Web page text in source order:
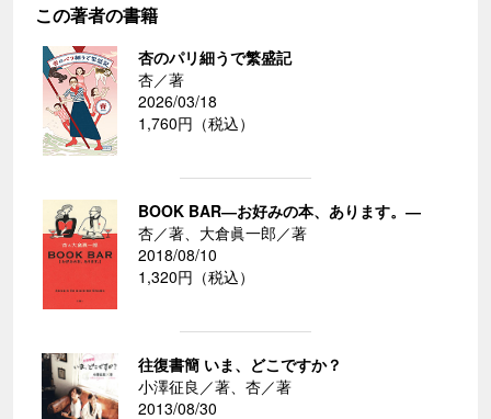
この著者の書籍
杏のパリ細うで繁盛記
杏／著
2026/03/18
1,760円（税込）
BOOK BAR―お好みの本、あります。―
杏／著、大倉眞一郎／著
2018/08/10
1,320円（税込）
往復書簡 いま、どこですか？
小澤征良／著、杏／著
2013/08/30